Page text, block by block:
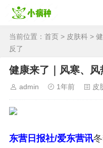
当前位置： 首页 > 皮肤科 >
反了
健康来了｜风寒、
admin 1年前 皮
东营日报社/爱东营讯